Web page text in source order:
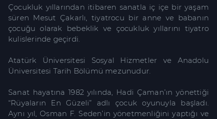
Çocukluk yıllarından itibaren sanatla iç içe bir yaşam
süren Mesut Çakarlı, tiyatrocu bir anne ve babanın
çocuğu olarak bebeklik ve çocukluk yıllarını tiyatro
kulislerinde geçirdi.
Atatürk Üniversitesi Sosyal Hizmetler ve Anadolu
Üniversitesi Tarih Bölümü mezunudur.
Sanat hayatına 1982 yılında, Hadi Çaman’ın yönettiği
“Rüyaların En Güzeli” adlı çocuk oyunuyla başladı.
Aynı yıl, Osman F. Seden’in yönetmenliğini yaptığı ve